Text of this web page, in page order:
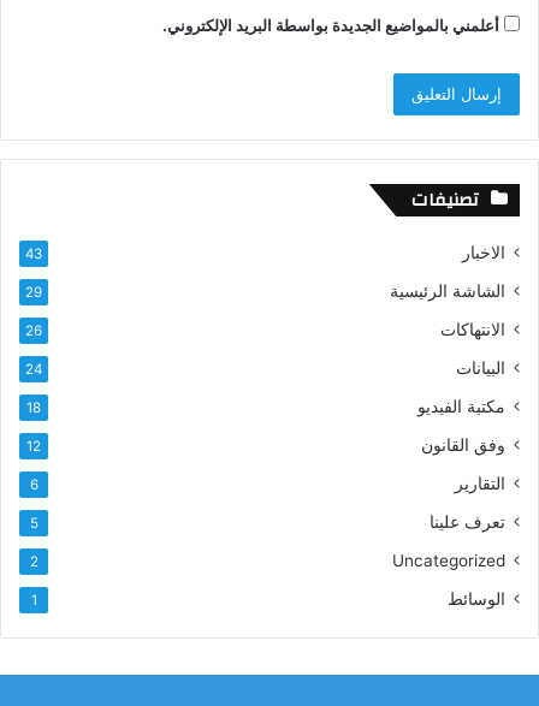
أعلمني بالمواضيع الجديدة بواسطة البريد الإلكتروني.
تصنيفات
الاخبار 43
الشاشة الرئيسية 29
الانتهاكات 26
البيانات 24
مكتبة الفيديو 18
وفق القانون 12
التقارير 6
تعرف علينا 5
Uncategorized
2
الوسائط 1